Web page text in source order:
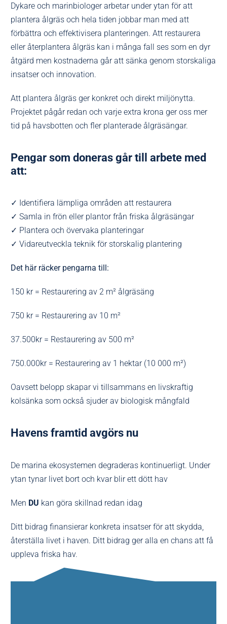
Dykare och marinbiologer arbetar under ytan för att
plantera ålgräs och hela tiden jobbar man med att
förbättra och effektivisera planteringen. Att restaurera
eller återplantera ålgräs kan i många fall ses som en dyr
åtgärd men kostnaderna går att sänka genom storskaliga
insatser och innovation.
Att plantera ålgräs ger konkret och direkt miljönytta.
Projektet pågår redan och varje extra krona ger oss mer
tid på havsbotten och fler planterade ålgräsängar.
Pengar som doneras går till arbete med
att:
✓ Identifiera lämpliga områden att restaurera
✓ Samla in frön eller plantor från friska ålgräsängar
✓ Plantera och övervaka planteringar
✓ Vidareutveckla teknik för storskalig plantering
Det här räcker pengarna till:
150 kr = Restaurering av 2 m² ålgräsäng
750 kr = Restaurering av 10 m²
37.500kr = Restaurering av 500 m²
750.000kr = Restaurering av 1 hektar (10 000 m²)
Oavsett belopp skapar vi tillsammans en livskraftig
kolsänka som också sjuder av biologisk mångfald
Havens framtid avgörs nu
De marina ekosystemen degraderas kontinuerligt. Under
ytan tynar livet bort och kvar blir ett dött hav
Men DU kan göra skillnad redan idag
Ditt bidrag finansierar konkreta insatser för att skydda,
återställa livet i haven. Ditt bidrag ger alla en chans att få
uppleva friska hav.